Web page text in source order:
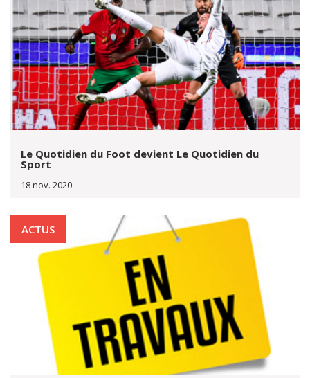
Le Quotidien du Foot devient Le Quotidien du
Sport
18 nov. 2020
ACTUS